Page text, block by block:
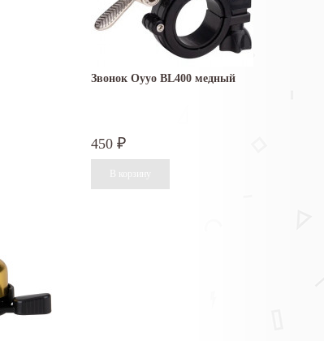
Звонок Oyyo BL400 медный
450 ₽